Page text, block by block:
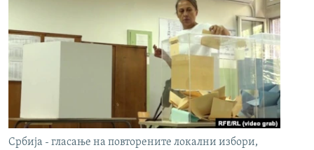
Србија - гласање на повторените локални избори,